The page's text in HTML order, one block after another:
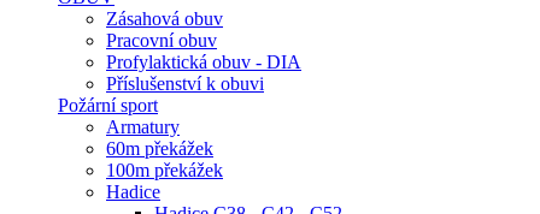
Zásahová obuv
Pracovní obuv
Profylaktická obuv - DIA
Příslušenství k obuvi
Požární sport
Armatury
60m překážek
100m překážek
Hadice